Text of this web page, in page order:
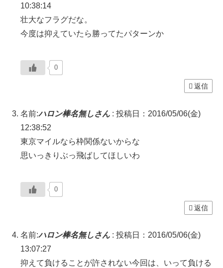
10:38:14
壮大なフラグだな。
今度は抑えていたら勝ってたパターンか
0
返信
名前:ハロン棒名無しさん : 投稿日：2016/05/06(金)
12:38:52
東京マイルなら枠関係ないからな
思いっきりぶっ飛ばしてほしいわ
0
返信
名前:ハロン棒名無しさん : 投稿日：2016/05/06(金)
13:07:27
抑えて負けることが許されない今回は、いって負ける